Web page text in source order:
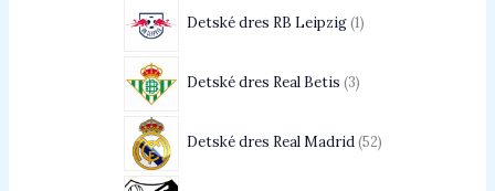
Detské dres RB Leipzig 1
Detské dres Real Betis 3
Detské dres Real Madrid 52